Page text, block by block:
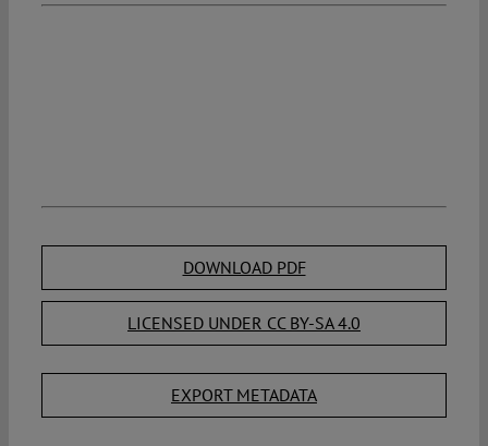
DOWNLOAD PDF
LICENSED UNDER CC BY-SA 4.0
EXPORT METADATA